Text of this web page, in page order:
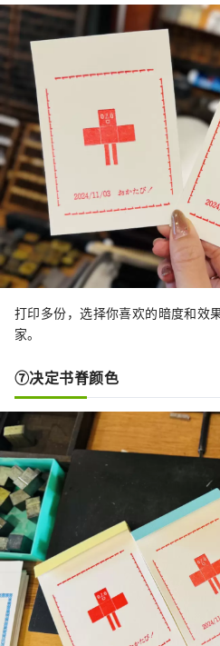
打印多份，选择你喜欢的暗度和效
家。
⑦决定书脊颜色